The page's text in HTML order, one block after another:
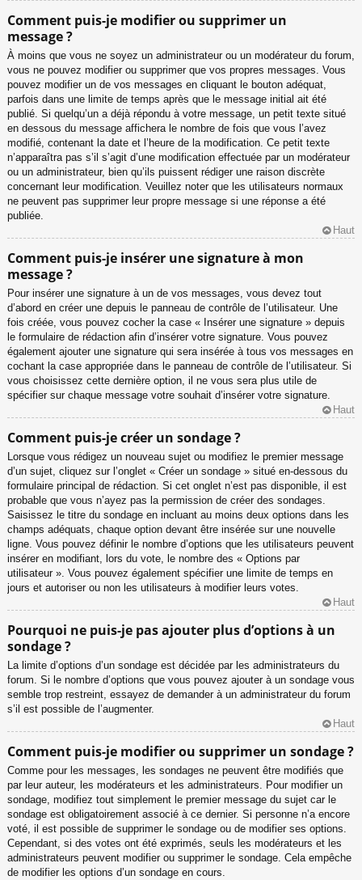
Comment puis-je modifier ou supprimer un
message ?
À moins que vous ne soyez un administrateur ou un modérateur du forum,
vous ne pouvez modifier ou supprimer que vos propres messages. Vous
pouvez modifier un de vos messages en cliquant le bouton adéquat,
parfois dans une limite de temps après que le message initial ait été
publié. Si quelqu’un a déjà répondu à votre message, un petit texte situé
en dessous du message affichera le nombre de fois que vous l’avez
modifié, contenant la date et l’heure de la modification. Ce petit texte
n’apparaîtra pas s’il s’agit d’une modification effectuée par un modérateur
ou un administrateur, bien qu’ils puissent rédiger une raison discrète
concernant leur modification. Veuillez noter que les utilisateurs normaux
ne peuvent pas supprimer leur propre message si une réponse a été
publiée.
Haut
Comment puis-je insérer une signature à mon
message ?
Pour insérer une signature à un de vos messages, vous devez tout
d’abord en créer une depuis le panneau de contrôle de l’utilisateur. Une
fois créée, vous pouvez cocher la case « Insérer une signature » depuis
le formulaire de rédaction afin d’insérer votre signature. Vous pouvez
également ajouter une signature qui sera insérée à tous vos messages en
cochant la case appropriée dans le panneau de contrôle de l’utilisateur. Si
vous choisissez cette dernière option, il ne vous sera plus utile de
spécifier sur chaque message votre souhait d’insérer votre signature.
Haut
Comment puis-je créer un sondage ?
Lorsque vous rédigez un nouveau sujet ou modifiez le premier message
d’un sujet, cliquez sur l’onglet « Créer un sondage » situé en-dessous du
formulaire principal de rédaction. Si cet onglet n’est pas disponible, il est
probable que vous n’ayez pas la permission de créer des sondages.
Saisissez le titre du sondage en incluant au moins deux options dans les
champs adéquats, chaque option devant être insérée sur une nouvelle
ligne. Vous pouvez définir le nombre d’options que les utilisateurs peuvent
insérer en modifiant, lors du vote, le nombre des « Options par
utilisateur ». Vous pouvez également spécifier une limite de temps en
jours et autoriser ou non les utilisateurs à modifier leurs votes.
Haut
Pourquoi ne puis-je pas ajouter plus d’options à un
sondage ?
La limite d’options d’un sondage est décidée par les administrateurs du
forum. Si le nombre d’options que vous pouvez ajouter à un sondage vous
semble trop restreint, essayez de demander à un administrateur du forum
s’il est possible de l’augmenter.
Haut
Comment puis-je modifier ou supprimer un sondage ?
Comme pour les messages, les sondages ne peuvent être modifiés que
par leur auteur, les modérateurs et les administrateurs. Pour modifier un
sondage, modifiez tout simplement le premier message du sujet car le
sondage est obligatoirement associé à ce dernier. Si personne n’a encore
voté, il est possible de supprimer le sondage ou de modifier ses options.
Cependant, si des votes ont été exprimés, seuls les modérateurs et les
administrateurs peuvent modifier ou supprimer le sondage. Cela empêche
de modifier les options d’un sondage en cours.